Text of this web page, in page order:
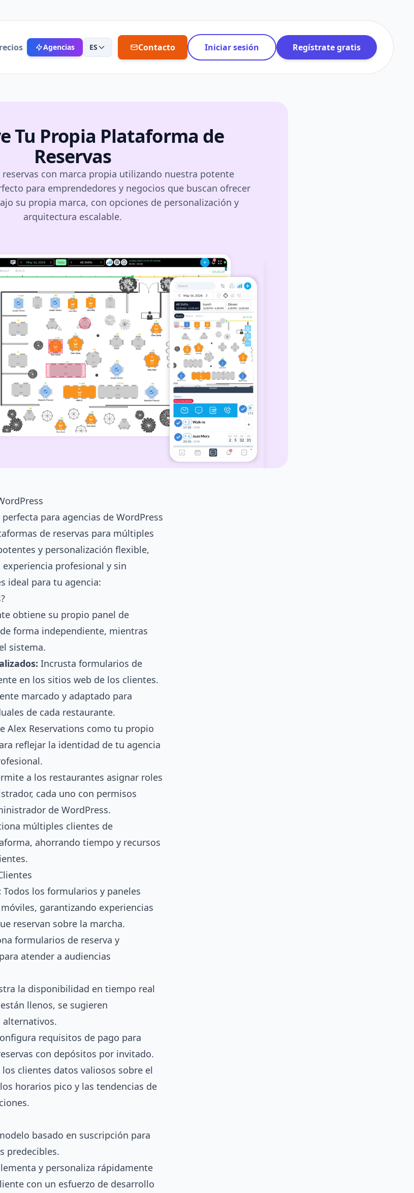
Agencias ES Contacto Iniciar sesión Regístrate gratis
Tu Propia Plataforma de
Reservas
con marca propia utilizando nuestra potente
para emprendedores y negocios que buscan ofrecer
su propia marca, con opciones de personalización y
arquitectura escalable.
para agencias de WordPress
de reservas para múltiples
y personalización flexible,
profesional y sin
ideal para tu agencia:
obtiene su propio panel de
forma independiente, mientras
sistema.
Incrusta formularios de
en los sitios web de los clientes.
marcado y adaptado para
de cada restaurante.
Alex Reservations como tu propio
reflejar la identidad de tu agencia
a los restaurantes asignar roles
cada uno con permisos
de WordPress.
múltiples clientes de
ahorrando tiempo y recursos
Todos los formularios y paneles
garantizando experiencias
reservan sobre la marcha.
formularios de reserva y
atender a audiencias
la disponibilidad en tiempo real
llenos, se sugieren
requisitos de pago para
con depósitos por invitado.
los clientes datos valiosos sobre el
horarios pico y las tendencias de
basado en suscripción para
predecibles.
y personaliza rápidamente
con un esfuerzo de desarrollo